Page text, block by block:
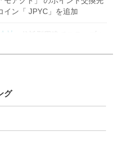
イン「 JPYC」を追加
社
信託型円建てステーブル
グ